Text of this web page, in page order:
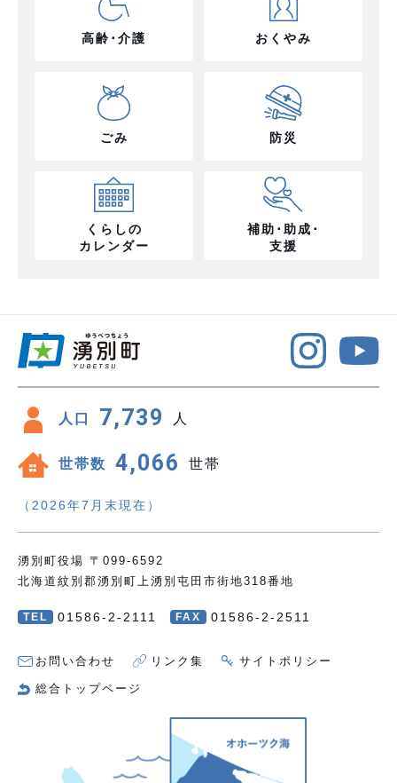
高齢･介護 おくやみ
ごみ 防災
くらしの
カレンダー
補助･助成･
支援
人口 7,739 人
世帯数 4,066 世帯
（2026年7月末現在）
湧別町役場 〒099-6592
北海道紋別郡湧別町上湧別屯田市街地318番地
TEL 01586-2-2111 FAX 01586-2-2511
お問い合わせ リンク集 サイトポリシー
総合トップページ